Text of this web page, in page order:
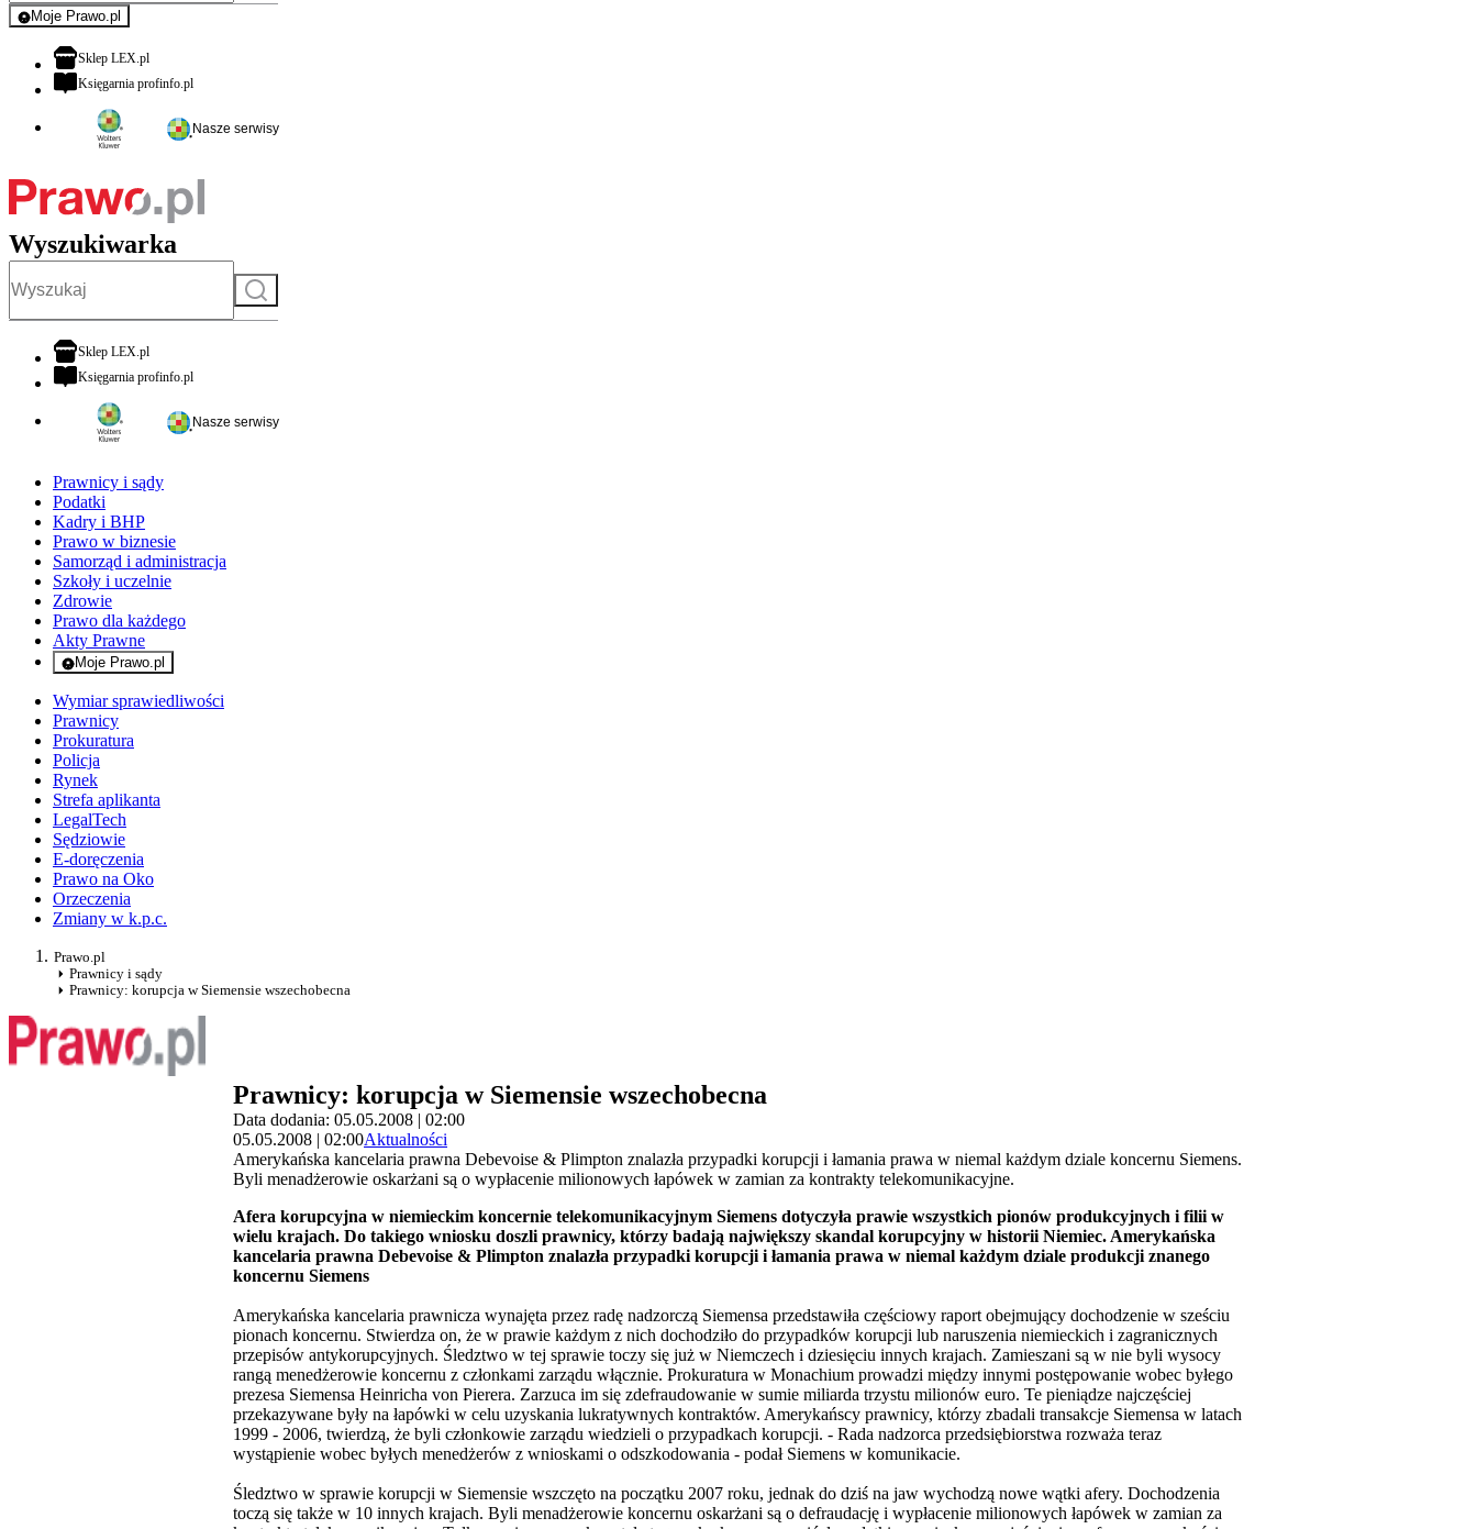
Moje Prawo.pl
- rejestracja i logowanie do serwisu
Sklep LEX.plotwiera się w nowej karcie
Księgarnia profinfo.plotwiera się w nowej karcie
Nasze serwisy
Wyszukiwarka
Szukaj
Sklep LEX.plotwiera się w nowej karcie
Księgarnia profinfo.plotwiera się w nowej karcie
Nasze serwisy
Prawnicy i sądy
Podatki
Kadry i BHP
Prawo w biznesie
Samorząd i administracja
Szkoły i uczelnie
Zdrowie
Prawo dla każdego
Akty Prawne
Moje Prawo.pl
- rejestracja i logowanie do serwisu
Wymiar sprawiedliwości
Prawnicy
Prokuratura
Policja
Rynek
Strefa aplikanta
LegalTech
Sędziowie
E-doręczenia
Prawo na Oko
Orzeczenia
Zmiany w k.p.c.
Prawo.pl
Prawnicy i sądy
Prawnicy: korupcja w Siemensie wszechobecna
Prawnicy: korupcja w Siemensie wszechobecna
Data dodania: 05.05.2008 | 02:00
05.05.2008 | 02:00Aktualności
Amerykańska kancelaria prawna Debevoise & Plimpton znalazła przypadki korupcji i łamania prawa w niemal każdym dziale koncernu Siemens.
Byli menadżerowie oskarżani są o wypłacenie milionowych łapówek w zamian za kontrakty telekomunikacyjne.
Afera korupcyjna w niemieckim koncernie telekomunikacyjnym Siemens dotyczyła prawie wszystkich pionów produkcyjnych i filii w
wielu krajach. Do takiego wniosku doszli prawnicy, którzy badają największy skandal korupcyjny w historii Niemiec. Amerykańska
kancelaria prawna Debevoise & Plimpton znalazła przypadki korupcji i łamania prawa w niemal każdym dziale produkcji znanego
koncernu Siemens
Amerykańska kancelaria prawnicza wynajęta przez radę nadzorczą Siemensa przedstawiła częściowy raport obejmujący dochodzenie w sześciu
pionach koncernu. Stwierdza on, że w prawie każdym z nich dochodziło do przypadków korupcji lub naruszenia niemieckich i zagranicznych
przepisów antykorupcyjnych. Śledztwo w tej sprawie toczy się już w Niemczech i dziesięciu innych krajach. Zamieszani są w nie byli wysocy
rangą menedżerowie koncernu z członkami zarządu włącznie. Prokuratura w Monachium prowadzi między innymi postępowanie wobec byłego
prezesa Siemensa Heinricha von Pierera. Zarzuca im się zdefraudowanie w sumie miliarda trzystu milionów euro. Te pieniądze najczęściej
przekazywane były na łapówki w celu uzyskania lukratywnych kontraktów. Amerykańscy prawnicy, którzy zbadali transakcje Siemensa w latach
1999 - 2006, twierdzą, że byli członkowie zarządu wiedzieli o przypadkach korupcji. - Rada nadzorca przedsiębiorstwa rozważa teraz
wystąpienie wobec byłych menedżerów z wnioskami o odszkodowania - podał Siemens w komunikacie.
Śledztwo w sprawie korupcji w Siemensie wszczęto na początku 2007 roku, jednak do dziś na jaw wychodzą nowe wątki afery. Dochodzenia
toczą się także w 10 innych krajach. Byli menadżerowie koncernu oskarżani są o defraudację i wypłacenie milionowych łapówek w zamian za